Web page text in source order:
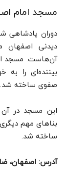
مسجد امام
دوران پادشاهی
دیدنی اصفهان
آن‌هاست. مسجد
بیننده‌ای را
صفوی ساخته شد.
این مسجد در آن
بناهای مهم
ساخته شد.
آدرس: اصفهان،